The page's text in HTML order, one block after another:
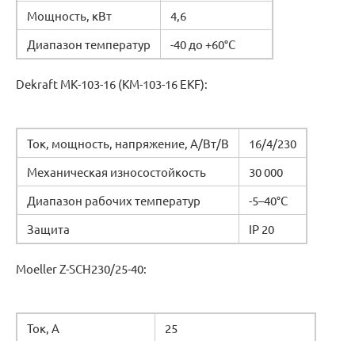
Мощность, кВт
4,6
Диапазон температур
-40 до +60°C
Dekraft МК-103-16 (КМ-103-16 EKF):
Ток, мощность, напряжение, А/Вт/В
16/4/230
Механическая износостойкость
30 000
Диапазон рабочих температур
-5–40°C
Защита
IP 20
Moeller Z-SCH230/25-40:
Ток, А
25